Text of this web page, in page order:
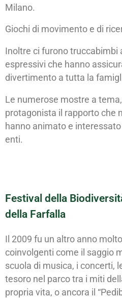
Milano.
Giochi di movimento e di
Inoltre ci furono truccabimbi
espressivi che hanno
divertimento a tutta la
Le numerose mostre a
protagonista il rapporto che
hanno animato e
enti.
Festival della
della Farfalla
Il 2009 fu un altro anno
coinvolgenti come il saggio
scuola di musica, i concerti,
tesoro nel parco tra i miti
propria vita, o ancora il